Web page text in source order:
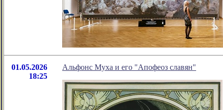
01.05.2026
18:25
Альфонс Муха и его "Апофеоз славян"